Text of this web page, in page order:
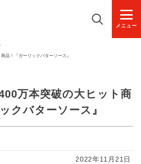
メニュー
品！『ガーリックバターソース』
万本突破の大ヒット商
クバターソース』
2022年11月21日